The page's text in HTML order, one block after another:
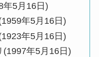
年5月16日)
年5月16日)
年5月16日)
(1997年5月16日)